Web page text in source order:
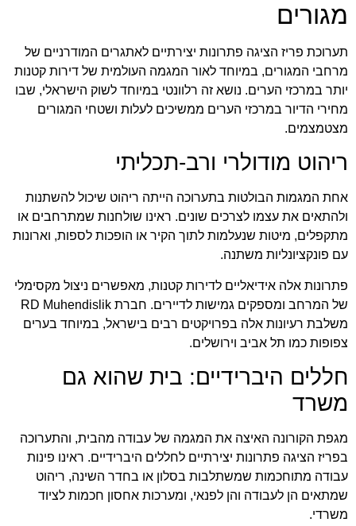
מגורים
תערוכת פריז הציגה פתרונות יצירתיים לאתגרים המודרניים של
מרחבי המגורים, במיוחד לאור המגמה העולמית של דירות קטנות
יותר במרכזי הערים. נושא זה רלוונטי במיוחד לשוק הישראלי, שבו
מחירי הדיור במרכזי הערים ממשיכים לעלות ושטחי המגורים
מצטמצמים.
ריהוט מודולרי ורב-תכליתי
אחת המגמות הבולטות בתערוכה הייתה ריהוט שיכול להשתנות
ולהתאים את עצמו לצרכים שונים. ראינו שולחנות שמתרחבים או
מתקפלים, מיטות שנעלמות לתוך הקיר או הופכות לספות, וארונות
עם פונקציונליות משתנה.
פתרונות אלה אידיאליים לדירות קטנות, מאפשרים ניצול מקסימלי
של המרחב ומספקים גמישות לדיירים. חברת RD Muhendislik
משלבת רעיונות אלה בפרויקטים רבים בישראל, במיוחד בערים
צפופות כמו תל אביב וירושלים.
חללים היברידיים: בית שהוא גם
משרד
מגפת הקורונה האיצה את המגמה של עבודה מהבית, והתערוכה
בפריז הציגה פתרונות יצירתיים לחללים היברידיים. ראינו פינות
עבודה מתוחכמות שמשתלבות בסלון או בחדר השינה, ריהוט
שמתאים הן לעבודה והן לפנאי, ומערכות אחסון חכמות לציוד
משרדי.